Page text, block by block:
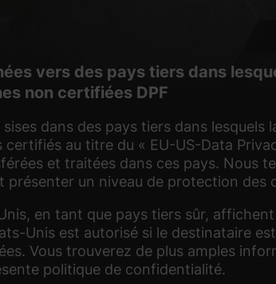
vers des pays tiers dans
non certifiées DPF
dans des pays tiers dans
au titre du « EU-US-Data
et traitées dans ces pays. Nous
un niveau de protection des
en tant que pays tiers sûr,
Unis est autorisé si le destinataire
Vous trouverez de plus amples
politique de confidentialité.